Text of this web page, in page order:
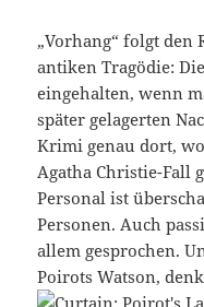
„Vorhang“ folgt den
antiken Tragödie:
eingehalten, wenn
später gelagerten
Krimi genau dort,
Agatha Christie-Fall
Personal ist
Personen. Auch
allem gesprochen.
Poirots Watson,